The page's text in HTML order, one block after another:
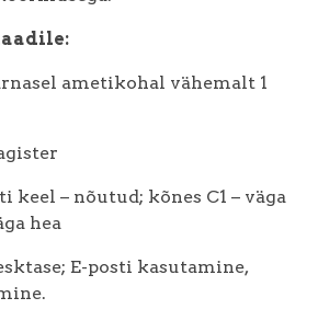
ametikohal vähemalt 1
keel – nõutud; kõnes C1 – väga
hea
E-posti kasutamine,